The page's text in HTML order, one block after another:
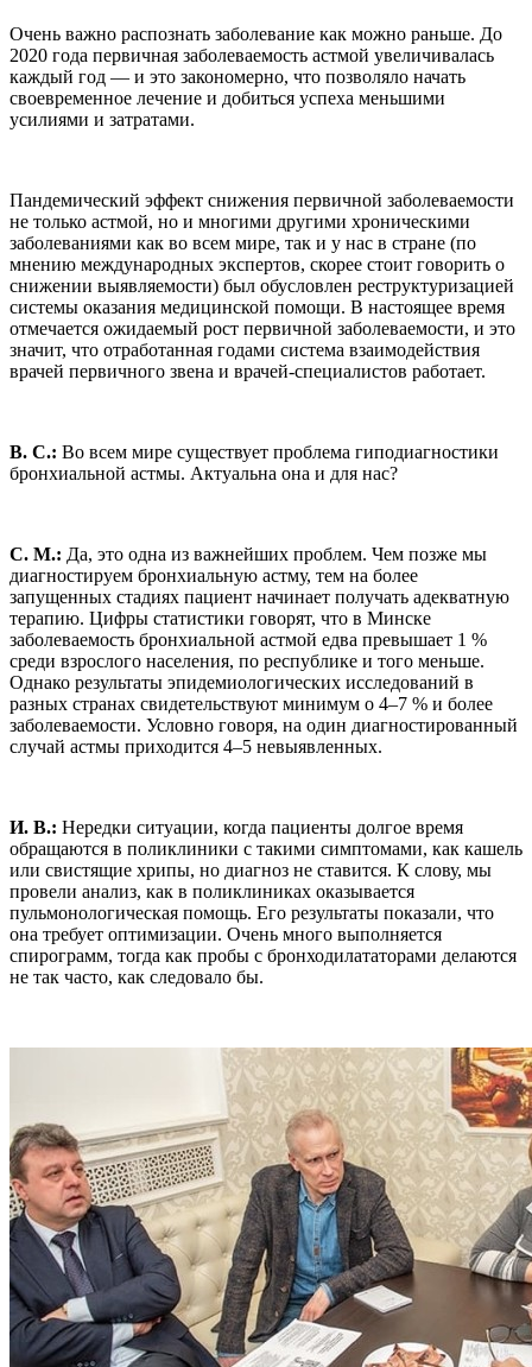
Очень важно распознать заболевание как можно раньше. До
2020 года первичная заболеваемость астмой увеличивалась
каждый год — и это закономерно, что позволяло начать
своевременное лечение и добиться успеха меньшими
усилиями и затратами.
Пандемический эффект снижения первичной заболеваемости
не только астмой, но и многими другими хроническими
заболеваниями как во всем мире, так и у нас в стране (по
мнению международных экспертов, скорее стоит говорить о
снижении выявляемости) был обусловлен реструктуризацией
системы оказания медицинской помощи. В настоящее время
отмечается ожидаемый рост первичной заболеваемости, и это
значит, что отработанная годами система взаимодействия
врачей первичного звена и врачей-специалистов работает.
В. С.: Во всем мире существует проблема гиподиагностики
бронхиальной астмы. Актуальна она и для нас?
С. М.: Да, это одна из важнейших проблем. Чем позже мы
диагностируем бронхиальную астму, тем на более
запущенных стадиях пациент начинает получать адекватную
терапию. Цифры статистики говорят, что в Минске
заболеваемость бронхиальной астмой едва превышает 1 %
среди взрослого населения, по республике и того меньше.
Однако результаты эпидемиологических исследований в
разных странах свидетельствуют минимум о 4–7 % и более
заболеваемости. Условно говоря, на один диагностированный
случай астмы приходится 4–5 невыявленных.
И. В.: Нередки ситуации, когда пациенты долгое время
обращаются в поликлиники с такими симптомами, как кашель
или свистящие хрипы, но диагноз не ставится. К слову, мы
провели анализ, как в поликлиниках оказывается
пульмонологическая помощь. Его результаты показали, что
она требует оптимизации. Очень много выполняется
спирограмм, тогда как пробы с бронходилататорами делаются
не так часто, как следовало бы.